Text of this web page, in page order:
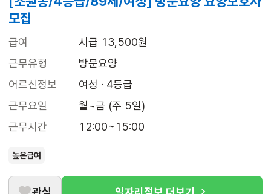
모집
급여
시급 13,500원
근무유형
방문요양
어르신정보
여성 · 4등급
근무요일
월~금 (주 5일)
근무시간
12:00~15:00
높은급여